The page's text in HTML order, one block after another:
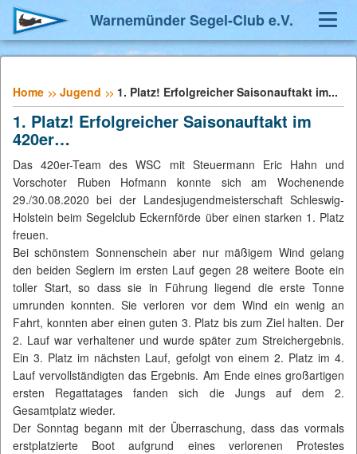
Warnemünder Segel-Club e.V.
Home Jugend 1. Platz! Erfolgreicher Saisonauftakt im...
1. Platz! Erfolgreicher Saisonauftakt im
420er…
Das 420er-Team des WSC mit Steuermann Eric Hahn und
Vorschoter Ruben Hofmann konnte sich am Wochenende
29./30.08.2020 bei der Landesjugendmeisterschaft Schleswig-
Holstein beim Segelclub Eckernförde über einen starken 1. Platz
freuen.
Bei schönstem Sonnenschein aber nur mäßigem Wind gelang
den beiden Seglern im ersten Lauf gegen 28 weitere Boote ein
toller Start, so dass sie in Führung liegend die erste Tonne
umrunden konnten. Sie verloren vor dem Wind ein wenig an
Fahrt, konnten aber einen guten 3. Platz bis zum Ziel halten. Der
2. Lauf war verhaltener und wurde später zum Streichergebnis.
Ein 3. Platz im nächsten Lauf, gefolgt von einem 2. Platz im 4.
Lauf vervollständigten das Ergebnis. Am Ende eines großartigen
ersten Regattatages fanden sich die Jungs auf dem 2.
Gesamtplatz wieder.
Der Sonntag begann mit der Überraschung, dass das vormals
erstplatzierte Boot aufgrund eines verlorenen Protestes